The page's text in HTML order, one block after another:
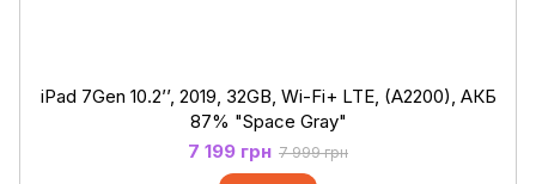
iPad 7Gen 10.2’’, 2019, 32GB, Wi-Fi+ LTE, (A2200), АКБ
87% "Space Gray"
7 199 грн 7 999 грн